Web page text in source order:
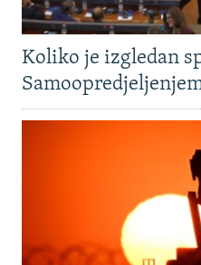
Koliko je izgledan